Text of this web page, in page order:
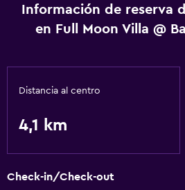
Información de reserva
en Full Moon Villa @
Distancia al centro
4,1 km
Check-in/Check-out